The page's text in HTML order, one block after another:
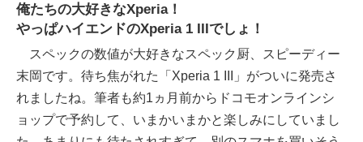
俺たちの大好きなXperia！
やっぱハイエンドのXperia 1 IIIでしょ！
スペックの数値が大好きなスペック厨、スピーディー
末岡です。待ち焦がれた「Xperia 1 III」がついに発売さ
れましたね。筆者も約1ヵ月前からドコモオンラインシ
ョップで予約して、いまかいまかと楽しみにしていまし